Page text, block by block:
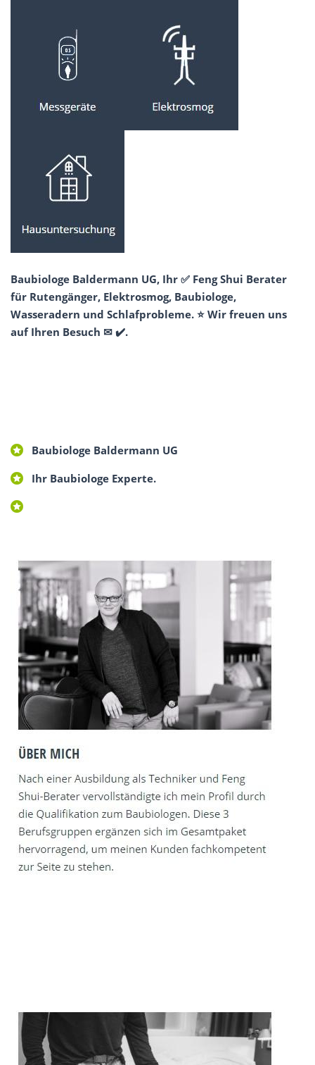
Baubiologe Baldermann UG, Ihr ✅ Feng Shui Berater
für Rutengänger, Elektrosmog, Baubiologe,
Wasseradern und Schlafprobleme. ⭐ Wir freuen uns
auf Ihren Besuch ✉ ✔️.
Baubiologe Baldermann UG
Ihr Baubiologe Experte.